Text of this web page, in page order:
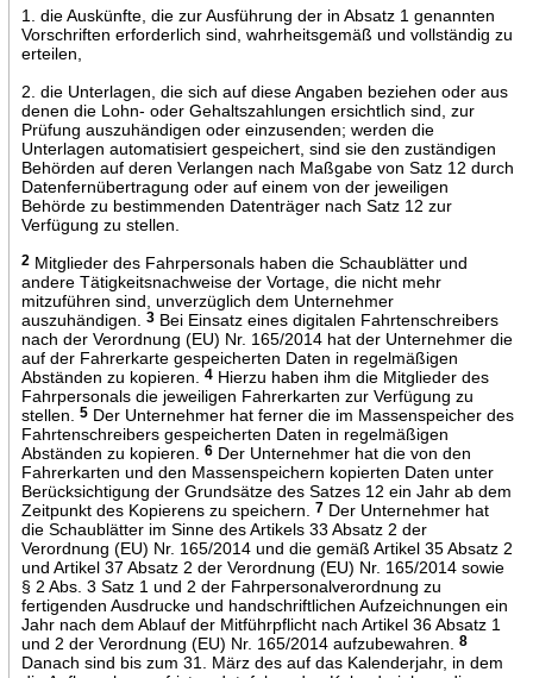
1. die Auskünfte, die zur Ausführung der in Absatz 1 genannten
Vorschriften erforderlich sind, wahrheitsgemäß und vollständig zu
erteilen,
2. die Unterlagen, die sich auf diese Angaben beziehen oder aus
denen die Lohn- oder Gehaltszahlungen ersichtlich sind, zur
Prüfung auszuhändigen oder einzusenden; werden die
Unterlagen automatisiert gespeichert, sind sie den zuständigen
Behörden auf deren Verlangen nach Maßgabe von Satz 12 durch
Datenfernübertragung oder auf einem von der jeweiligen
Behörde zu bestimmenden Datenträger nach Satz 12 zur
Verfügung zu stellen.
2Mitglieder des Fahrpersonals haben die Schaublätter und
andere Tätigkeitsnachweise der Vortage, die nicht mehr
mitzuführen sind, unverzüglich dem Unternehmer
auszuhändigen.
3Bei Einsatz eines digitalen Fahrtenschreibers
nach der Verordnung (EU) Nr. 165/2014 hat der Unternehmer die
auf der Fahrerkarte gespeicherten Daten in regelmäßigen
Abständen zu kopieren.
4Hierzu haben ihm die Mitglieder des
Fahrpersonals die jeweiligen Fahrerkarten zur Verfügung zu
stellen.
5Der Unternehmer hat ferner die im Massenspeicher des
Fahrtenschreibers gespeicherten Daten in regelmäßigen
Abständen zu kopieren.
6Der Unternehmer hat die von den
Fahrerkarten und den Massenspeichern kopierten Daten unter
Berücksichtigung der Grundsätze des Satzes 12 ein Jahr ab dem
Zeitpunkt des Kopierens zu speichern.
7Der Unternehmer hat
die Schaublätter im Sinne des Artikels 33 Absatz 2 der
Verordnung (EU) Nr. 165/2014 und die gemäß Artikel 35 Absatz 2
und Artikel 37 Absatz 2 der Verordnung (EU) Nr. 165/2014 sowie
§ 2 Abs. 3 Satz 1 und 2 der Fahrpersonalverordnung zu
fertigenden Ausdrucke und handschriftlichen Aufzeichnungen ein
Jahr nach dem Ablauf der Mitführpflicht nach Artikel 36 Absatz 1
und 2 der Verordnung (EU) Nr. 165/2014 aufzubewahren.
8
Danach sind bis zum 31. März des auf das Kalenderjahr, in dem